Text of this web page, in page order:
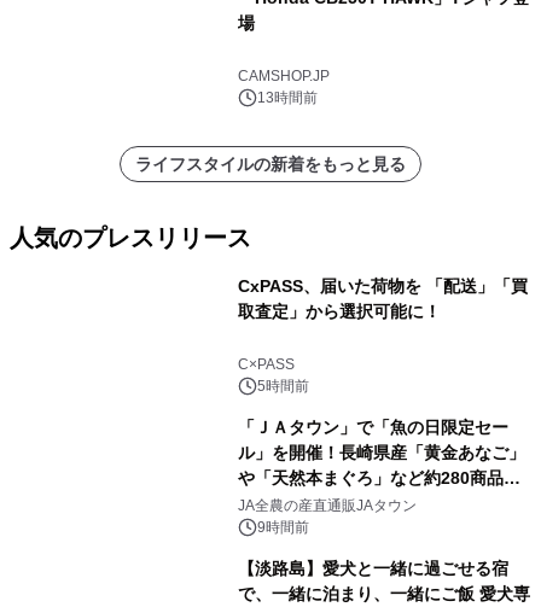
場
CAMSHOP.JP
13時間前
ライフスタイルの新着をもっと見る
人気のプレスリリース
CxPASS、届いた荷物を 「配送」「買
取査定」から選択可能に！
C×PASS
5時間前
「ＪＡタウン」で「魚の日限定セー
ル」を開催！長崎県産「黄金あなご」
や「天然本まぐろ」など約280商品を
販売！～毎月１０日の定例企画～
JA全農の産直通販JAタウン
9時間前
【淡路島】愛犬と一緒に過ごせる宿
で、一緒に泊まり、一緒にご飯 愛犬専